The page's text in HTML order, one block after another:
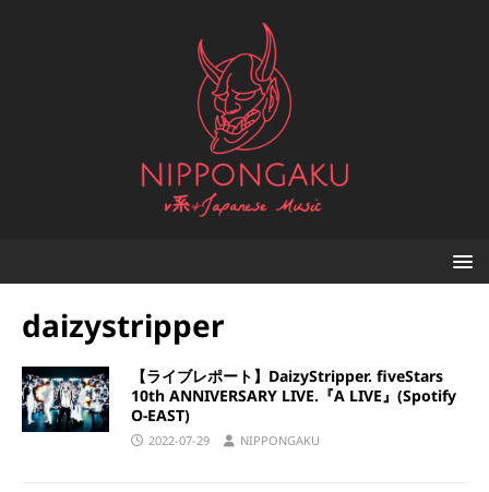
daizystripper
【ライブレポート】DaizyStripper. fiveStars
10th ANNIVERSARY LIVE.『A LIVE』(Spotify
O-EAST)
2022-07-29 NIPPONGAKU